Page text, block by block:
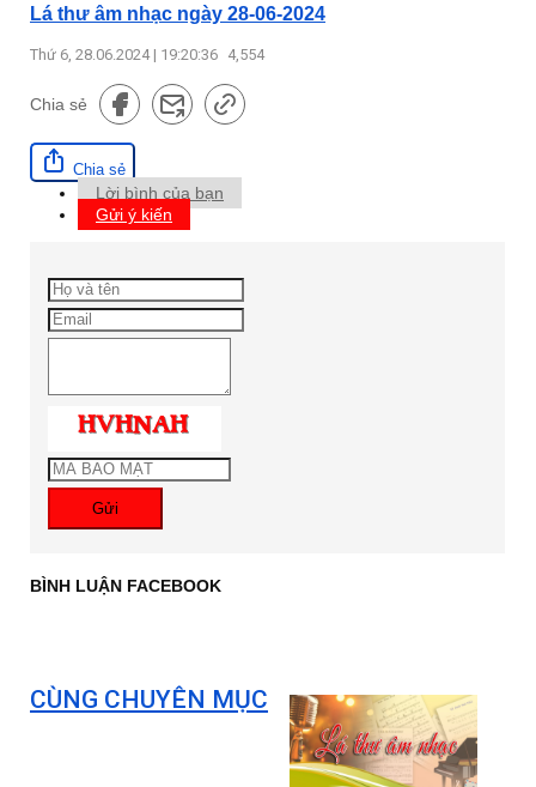
Lá thư âm nhạc ngày 28-06-2024
Thứ 6, 28.06.2024 | 19:20:36 4,554
Chia sẻ
Chia sẻ
Lời bình của bạn
Gửi ý kiến
Gửi
BÌNH LUẬN FACEBOOK
CÙNG CHUYÊN MỤC